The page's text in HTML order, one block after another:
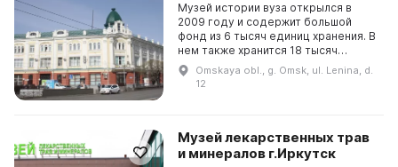
Музей истории вуза открылся в
2009 году и содержит большой
фонд из 6 тысяч единиц хранения. В
нем также хранится 18 тысяч
документов, фотографий и
фильмов. Он является памятником
Omskaya obl., g. Omsk, ul. Lenina, d.
12
Музей лекарственных трав
и минералов г.Иркутск